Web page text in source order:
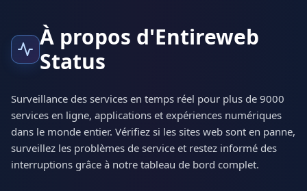
À propos d'Entireweb
Status
Surveillance des services en temps réel pour plus de 9000
services en ligne, applications et expériences numériques
dans le monde entier. Vérifiez si les sites web sont en panne,
surveillez les problèmes de service et restez informé des
interruptions grâce à notre tableau de bord complet.